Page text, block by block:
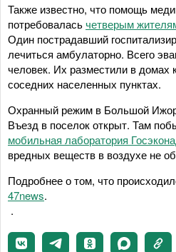
Также известно, что помощь
потребоваласьчетверым
Один пострадавший
лечиться амбулаторно. Всего
человек. Их разместили в домах
соседних населенных пунктах.
Охранный режим в Большой
Въезд в поселок открыт. Там
мобильная лаборатория
вредных веществ в воздухе не
Подробнее о том, что
47news.
.